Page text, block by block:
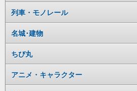
列車・モノレール
名城･建物
ちび丸
アニメ・キャラクター